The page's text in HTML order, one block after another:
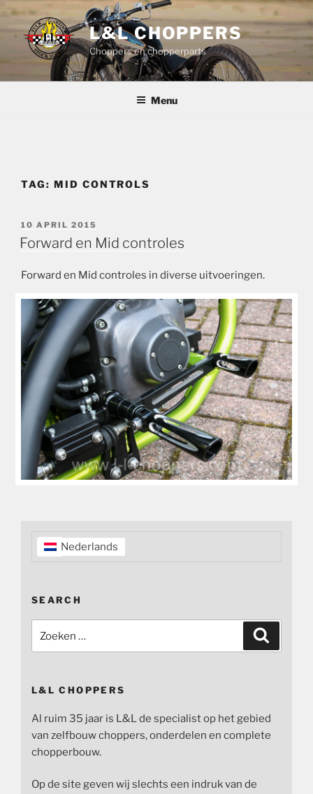
Ga
inhoud
L&L CHOPPERS
Choppers en chopperparts
Menu
TAG: MID CONTROLS
GEPLAATST
OP
10 APRIL 2015
Forward en Mid controles
Forward en Mid controles in diverse uitvoeringen.
Nederlands
SEARCH
naar:
L&L CHOPPERS
Al ruim 35 jaar is L&L de specialist op het gebied
van zelfbouw choppers, onderdelen en complete
chopperbouw.
Op de site geven wij slechts een indruk van de